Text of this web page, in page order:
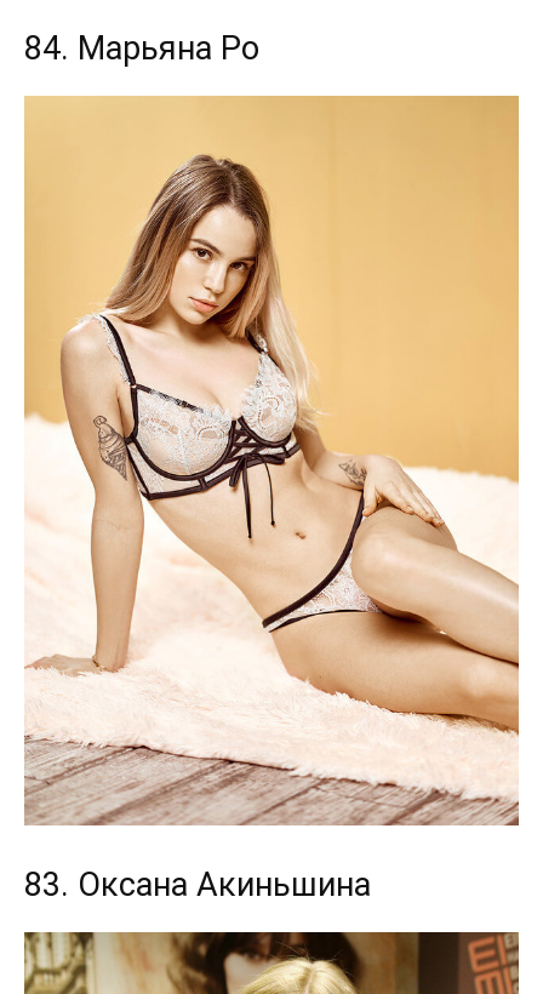
84. Марьяна Ро
83. Оксана Акиньшина